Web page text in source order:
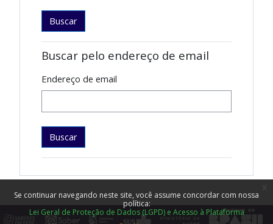
Buscar pelo endereço de email
Endereço de email
Se continuar navegando neste site, você assume concordar com nossa
política:
Lei Geral de Proteção de Dados (LGPD) e Acesso à Plataforma